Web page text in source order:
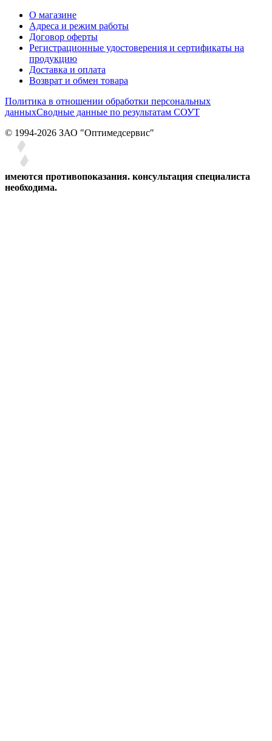
О магазине
Адреса и режим работы
Договор оферты
Регистрационные удостоверения и сертификаты на
продукцию
Доставка и оплата
Возврат и обмен товара
Политика в отношении обработки персональных
данныхСводные данные по результатам СОУТ
© 1994-2026 ЗАО ″Оптимедсервис″
имеются противопоказания. консультация специалиста
необходима.